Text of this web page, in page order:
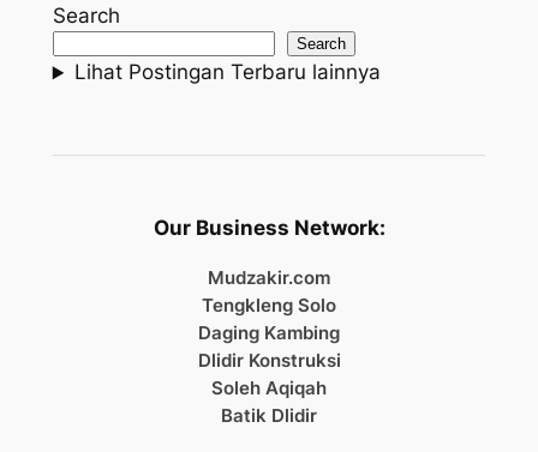
Search
Search
Lihat Postingan Terbaru lainnya
Our Business Network:
Mudzakir.com
Tengkleng Solo
Daging Kambing
Dlidir Konstruksi
Soleh Aqiqah
Batik Dlidir